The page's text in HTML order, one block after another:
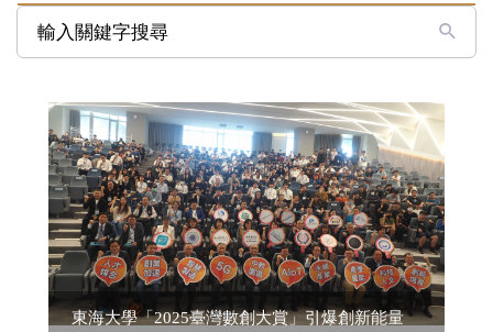
輸入關鍵字搜尋
東海大學「2025臺灣數創大賞」引爆創新能量